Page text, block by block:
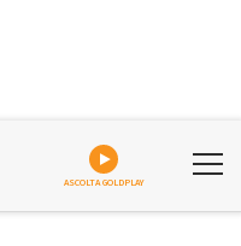
ASCOLTA GOLDPLAY